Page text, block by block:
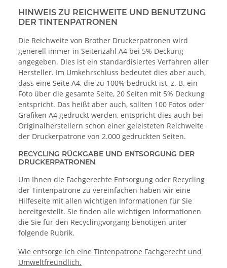
HINWEIS ZU REICHWEITE UND BENUTZUNG
DER TINTENPATRONEN
Die Reichweite von Brother Druckerpatronen wird
generell immer in Seitenzahl A4 bei 5% Deckung
angegeben. Dies ist ein standardisiertes Verfahren aller
Hersteller. Im Umkehrschluss bedeutet dies aber auch,
dass eine Seite A4, die zu 100% bedruckt ist, z. B. ein
Foto über die gesamte Seite, 20 Seiten mit 5% Deckung
entspricht. Das heißt aber auch, sollten 100 Fotos oder
Grafiken A4 gedruckt werden, entspricht dies auch bei
Originalherstellern schon einer geleisteten Reichweite
der Druckerpatrone von 2.000 gedruckten Seiten.
RECYCLING RÜCKGABE UND ENTSORGUNG DER
DRUCKERPATRONEN
Um Ihnen die Fachgerechte Entsorgung oder Recycling
der Tintenpatrone zu vereinfachen haben wir eine
Hilfeseite mit allen wichtigen Informationen für Sie
bereitgestellt. Sie finden alle wichtigen Informationen
die Sie für den Recyclingvorgang benötigen unter
folgende Rubrik.
Wie entsorge ich eine Tintenpatrone Fachgerecht und
Umweltfreundlich.